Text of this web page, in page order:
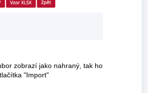
zobrazí jako nahraný, tak ho
"Import"